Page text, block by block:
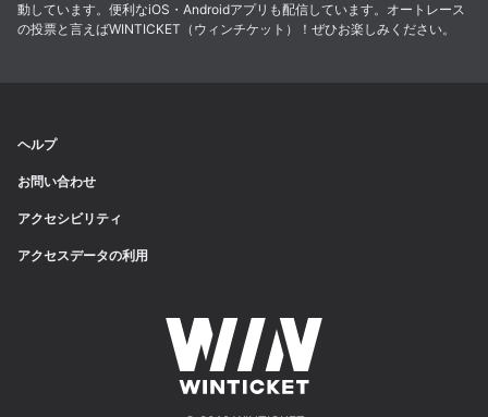
動しています。便利なiOS・Androidアプリも配信しています。オートレース
の投票と言えばWINTICKET（ウィンチケット）！ぜひお楽しみください。
ヘルプ
お問い合わせ
アクセシビリティ
アクセスデータの利用